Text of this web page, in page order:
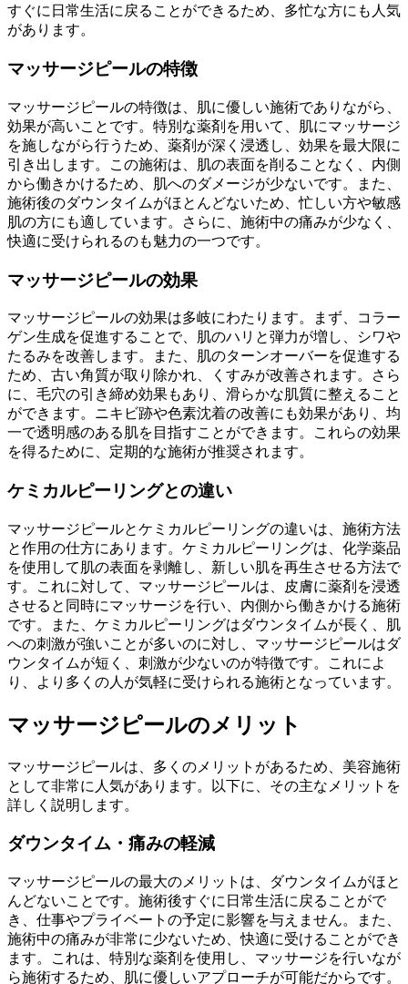
すぐに日常生活に戻ることができるため、多忙な方にも人気
があります。
マッサージピールの特徴
マッサージピールの特徴は、肌に優しい施術でありながら、
効果が高いことです。特別な薬剤を用いて、肌にマッサージ
を施しながら行うため、薬剤が深く浸透し、効果を最大限に
引き出します。この施術は、肌の表面を削ることなく、内側
から働きかけるため、肌へのダメージが少ないです。また、
施術後のダウンタイムがほとんどないため、忙しい方や敏感
肌の方にも適しています。さらに、施術中の痛みが少なく、
快適に受けられるのも魅力の一つです。
マッサージピールの効果
マッサージピールの効果は多岐にわたります。まず、コラー
ゲン生成を促進することで、肌のハリと弾力が増し、シワや
たるみを改善します。また、肌のターンオーバーを促進する
ため、古い角質が取り除かれ、くすみが改善されます。さら
に、毛穴の引き締め効果もあり、滑らかな肌質に整えること
ができます。ニキビ跡や色素沈着の改善にも効果があり、均
一で透明感のある肌を目指すことができます。これらの効果
を得るために、定期的な施術が推奨されます。
ケミカルピーリングとの違い
マッサージピールとケミカルピーリングの違いは、施術方法
と作用の仕方にあります。ケミカルピーリングは、化学薬品
を使用して肌の表面を剥離し、新しい肌を再生させる方法で
す。これに対して、マッサージピールは、皮膚に薬剤を浸透
させると同時にマッサージを行い、内側から働きかける施術
です。また、ケミカルピーリングはダウンタイムが長く、肌
への刺激が強いことが多いのに対し、マッサージピールはダ
ウンタイムが短く、刺激が少ないのが特徴です。これによ
り、より多くの人が気軽に受けられる施術となっています。
マッサージピールのメリット
マッサージピールは、多くのメリットがあるため、美容施術
として非常に人気があります。以下に、その主なメリットを
詳しく説明します。
ダウンタイム・痛みの軽減
マッサージピールの最大のメリットは、ダウンタイムがほと
んどないことです。施術後すぐに日常生活に戻ることがで
き、仕事やプライベートの予定に影響を与えません。また、
施術中の痛みが非常に少ないため、快適に受けることができ
ます。これは、特別な薬剤を使用し、マッサージを行いなが
ら施術するため、肌に優しいアプローチが可能だからです。